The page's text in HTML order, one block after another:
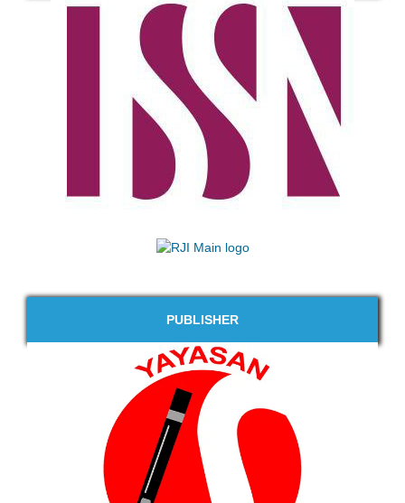
PUBLISHER